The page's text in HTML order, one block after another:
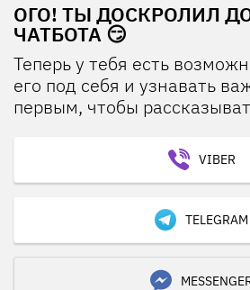
ОГО! ТЫ ДОСКРОЛИЛ
ЧАТБОТА 😏
Теперь у тебя есть
его под себя и узнавать
первым, чтобы
VIBER
TELEGRAM